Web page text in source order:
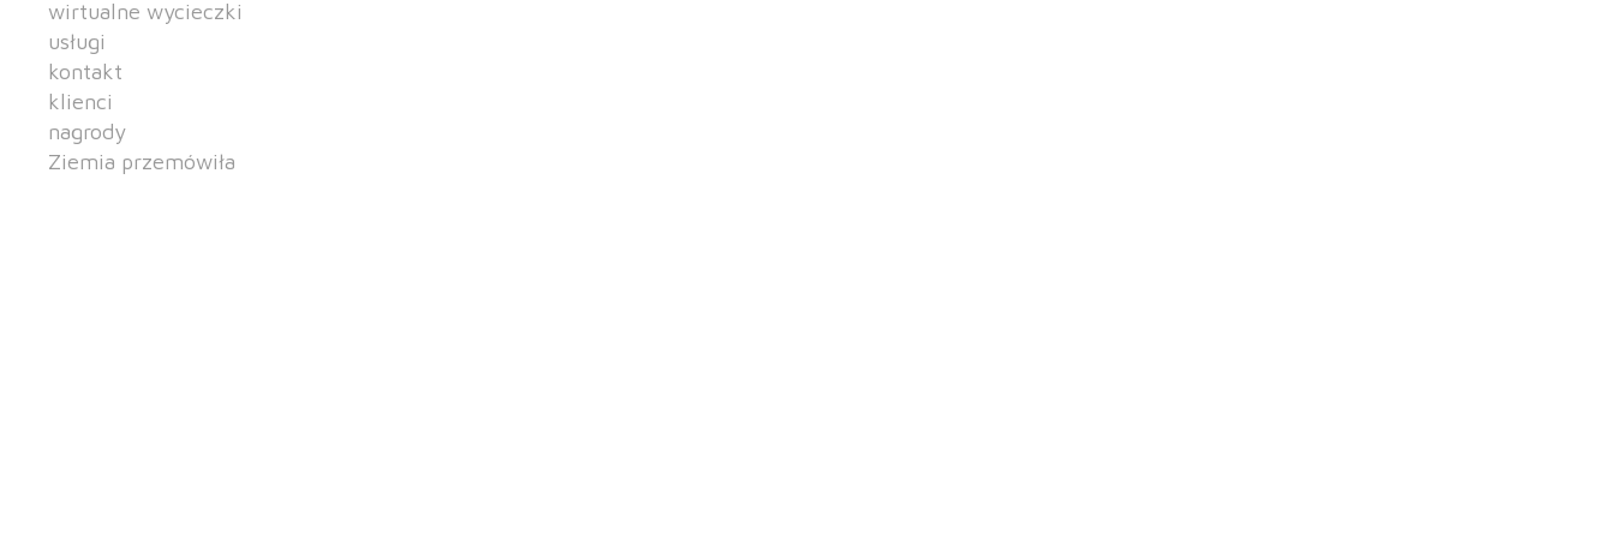
wirtualne wycieczki
usługi
kontakt
klienci
nagrody
Ziemia przemówiła